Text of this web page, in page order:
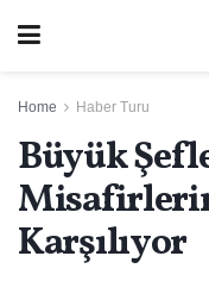
Home Haber Turu
Büyük
Karşılıyor